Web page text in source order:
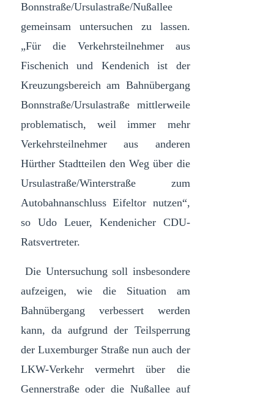
Bonnstraße/Ursulastraße/Nußallee
gemeinsam untersuchen zu lassen.
„Für die Verkehrsteilnehmer aus
Fischenich und Kendenich ist der
Kreuzungsbereich am Bahnübergang
Bonnstraße/Ursulastraße mittlerweile
problematisch, weil immer mehr
Verkehrsteilnehmer aus anderen
Hürther Stadtteilen den Weg über die
Ursulastraße/Winterstraße zum
Autobahnanschluss Eifeltor nutzen“,
so Udo Leuer, Kendenicher CDU-
Ratsvertreter.
Die Untersuchung soll insbesondere
aufzeigen, wie die Situation am
Bahnübergang verbessert werden
kann, da aufgrund der Teilsperrung
der Luxemburger Straße nun auch der
LKW-Verkehr vermehrt über die
Gennerstraße oder die Nußallee auf